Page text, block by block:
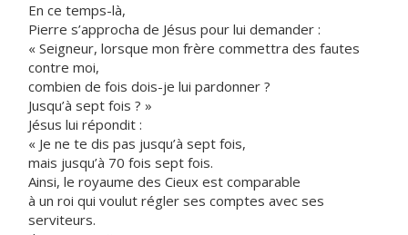
En ce temps-là,
Pierre s’approcha de Jésus pour lui demander :
« Seigneur, lorsque mon frère commettra des fautes
contre moi,
combien de fois dois-je lui pardonner ?
Jusqu’à sept fois ? »
Jésus lui répondit :
« Je ne te dis pas jusqu’à sept fois,
mais jusqu’à 70 fois sept fois.
Ainsi, le royaume des Cieux est comparable
à un roi qui voulut régler ses comptes avec ses
serviteurs.